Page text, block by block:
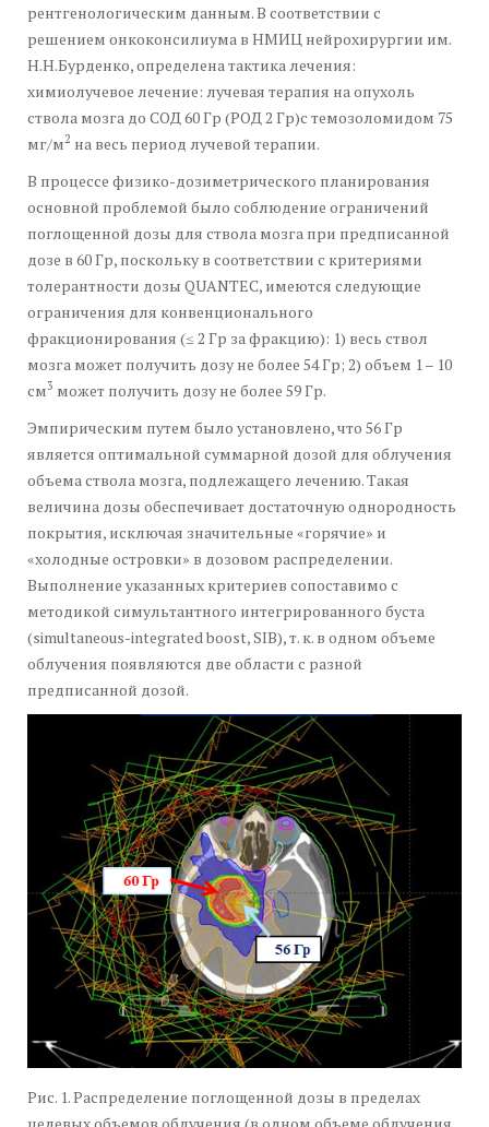
рентгенологическим данным. В соответствии с
решением онкоконсилиума в НМИЦ нейрохирургии им.
Н.Н.Бурденко, определена тактика лечения:
химиолучевое лечение: лучевая терапия на опухоль
ствола мозга до СОД 60 Гр (РОД 2 Гр)с темозоломидом 75
мг/м2 на весь период лучевой терапии.
В процессе физико-дозиметрического планирования
основной проблемой было соблюдение ограничений
поглощенной дозы для ствола мозга при предписанной
дозе в 60 Гр, поскольку в соответствии с критериями
толерантности дозы QUANTEC, имеются следующие
ограничения для конвенционального
фракционирования (≤ 2 Гр за фракцию): 1) весь ствол
мозга может получить дозу не более 54 Гр; 2) объем 1 – 10
см3 может получить дозу не более 59 Гр.
Эмпирическим путем было установлено, что 56 Гр
является оптимальной суммарной дозой для облучения
объема ствола мозга, подлежащего лечению. Такая
величина дозы обеспечивает достаточную однородность
покрытия, исключая значительные «горячие» и
«холодные островки» в дозовом распределении.
Выполнение указанных критериев сопоставимо с
методикой симультантного интегрированного буста
(simultaneous-integrated boost, SIB), т. к. в одном объеме
облучения появляются две области с разной
предписанной дозой.
Рис. 1. Распределение поглощенной дозы в пределах